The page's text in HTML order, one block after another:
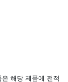
해당 제품에 전적